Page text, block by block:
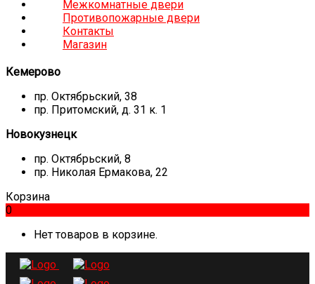
Межкомнатные двери
Противопожарные двери
Контакты
Магазин
Кемерово
пр. Октябрьский, 38
пр. Притомский, д. 31 к. 1
Новокузнецк
пр. Октябрьский, 8
пр. Николая Ермакова, 22
Корзина
0
Нет товаров в корзине.